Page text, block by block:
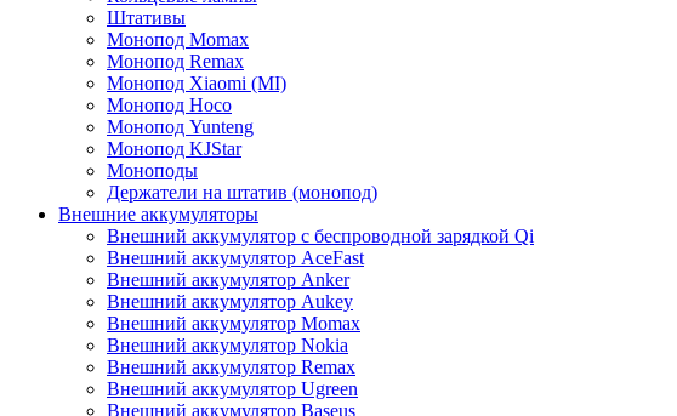
Штативы
Монопод Momax
Монопод Remax
Монопод Xiaomi (MI)
Монопод Hoco
Монопод Yunteng
Монопод KJStar
Моноподы
Держатели на штатив (монопод)
Внешние аккумуляторы
Внешний аккумулятор с беспроводной зарядкой Qi
Внешний аккумулятор AceFast
Внешний аккумулятор Anker
Внешний аккумулятор Aukey
Внешний аккумулятор Momax
Внешний аккумулятор Nokia
Внешний аккумулятор Remax
Внешний аккумулятор Ugreen
Внешний аккумулятор Baseus